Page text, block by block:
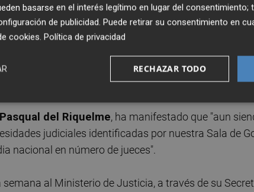
Instancia 19, ve la luz este sábado y otro, el 8 de
y acondicionado el local comprometido por el
del Riquelme, ha manifestado que "aun
judiciales identificadas por nuestra Sala de
nacional en número de jueces".
al Ministerio de Justicia, a través de su
basarse en el interés legítimo en lugar del consentimiento;
de publicidad. Puede retirar su consentimiento en
cookies. Política de privacidad
RECHAZAR TODO